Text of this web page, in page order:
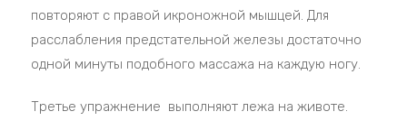
повторяют с правой икроножной мышцей. Для
расслабления предстательной железы достаточно
одной минуты подобного массажа на каждую ногу.
Третье упражнение выполняют лежа на животе.